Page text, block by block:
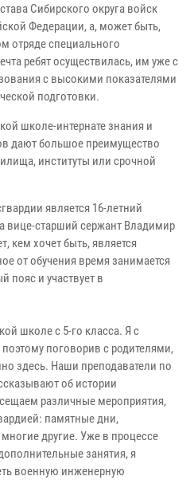
Сибирского округа войск
Федерации, а, может быть,
отряде специального
ребят осуществилась, им уже с
с высокими показателями
подготовки.
школе-интернате знания и
дают большое преимущество
институты или срочной
является 16-летний
вице-старший сержант Владимир
кем хочет быть, является
от обучения время занимается
пояс и участвует в
школе с 5-го класса. Я с
поговорив с родителями,
здесь. Наши преподаватели по
об истории
различные мероприятия,
памятные дни,
другие. Уже в процессе
занятия, я
военную инженерную